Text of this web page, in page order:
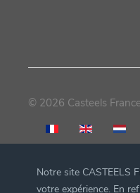
Notre site CASTEELS
votre expérience. En
© 2026 Casteels